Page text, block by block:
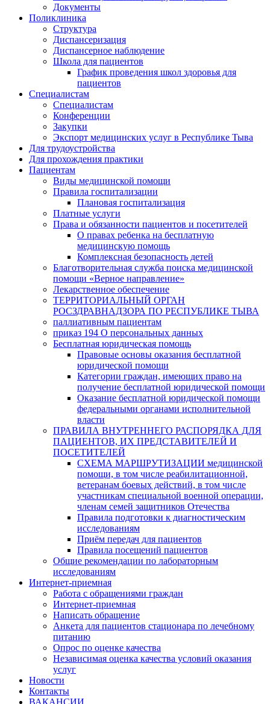
Документы
Поликлиника
Структура
Диспансеризация
Диспансерное наблюдение
Школа для пациентов
График проведения школ здоровья для
пациентов
Специалистам
Специалистам
Конференции
Закупки
Экспорт медицинских услуг в Республике Тыва
Для трудоустройства
Для прохождения практики
Пациентам
Виды медицинской помощи
Правила госпитализации
Плановая госпитализация
Платные услуги
Права и обязанности пациентов и посетителей
О правах ребенка на бесплатную
медицинскую помощь
Комплексная безопасность детей
Благотворительная служба поиска медицинской
помощи «Верное направление»
Лекарственное обеспечение
ТЕРРИТОРИАЛЬНЫЙ ОРГАН
РОСЗДРАВНАДЗОРА ПО РЕСПУБЛИКЕ ТЫВА
паллиативным пациентам
приказ 194 О персональных данных
Бесплатная юридическая помощь
Правовые основы оказания бесплатной
юридической помощи
Категории граждан, имеющих право на
получение бесплатной юридической помощи
Оказание бесплатной юридической помощи
федеральными органами исполнительной
власти
ПРАВИЛА ВНУТРЕННЕГО РАСПОРЯДКА ДЛЯ
ПАЦИЕНТОВ, ИХ ПРЕДСТАВИТЕЛЕЙ И
ПОСЕТИТЕЛЕЙ
СХЕМА МАРШРУТИЗАЦИИ медицинской
помощи, в том числе реабилитационной,
ветеранам боевых действий, в том числе
участникам специальной военной операции,
членам семей защитников Отечества
Правила подготовки к диагностическим
исследованиям
Приём передач для пациентов
Правила посещений пациентов
Общие рекомендации по лабораторным
исследованиям
Интернет-приемная
Работа с обращениями граждан
Интернет-приемная
Написать обращение
Анкета для пациентов стационара по лечебному
питанию
Опрос по оценке качества
Независимая оценка качества условий оказания
услуг
Новости
Контакты
ВАКАНСИИ